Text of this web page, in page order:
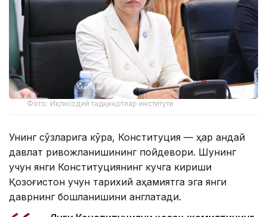
Фото: Иқтисодий тадқиқотлар институти
Унинг сўзларига кўра, Конституция — ҳар қандай
давлат ривожланишининг пойдевори. Шунинг
учун янги Конституциянинг кучга кириши
Қозоғистон учун тарихий аҳамиятга эга янги
даврнинг бошланишини англатади.